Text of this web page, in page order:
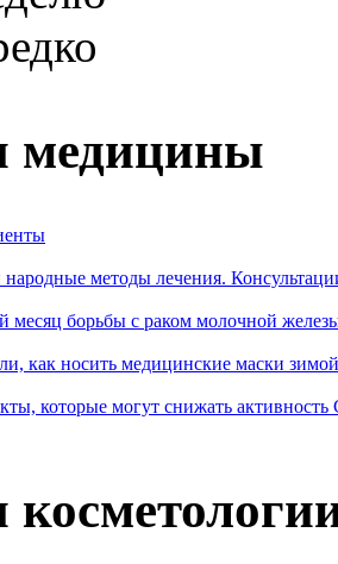
медицины
народные методы лечения.
борьбы с раком молочной
как носить медицинские маски зимой
которые могут снижать